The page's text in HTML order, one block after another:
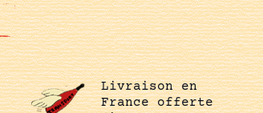
Livraison en
France offerte